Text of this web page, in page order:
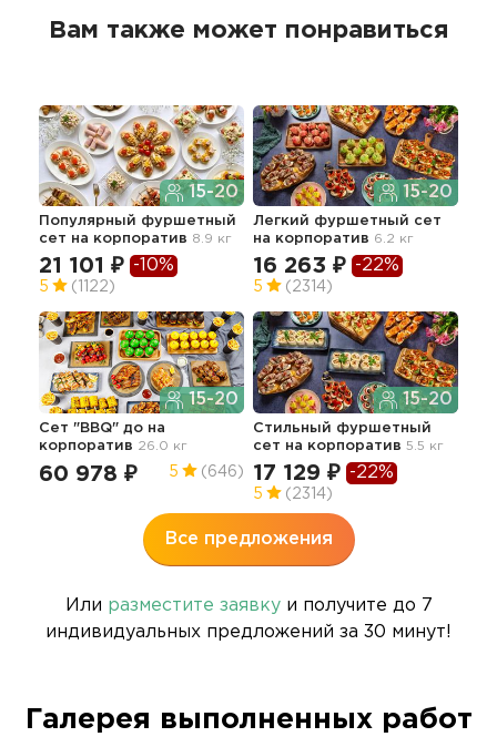
Вам также может понравиться
15-20
Популярный фуршетный
сет на корпоратив 8.9 кг
21 101 ₽ -10%
5 (1122)
15-20
Легкий фуршетный сет
на корпоратив 6.2 кг
16 263 ₽ -22%
5 (2314)
15-20
Сет "BBQ" до на
корпоратив 26.0 кг
60 978 ₽ 5 (646)
15-20
Стильный фуршетный
сет на корпоратив 5.5 кг
17 129 ₽ -22%
5 (2314)
Все предложения
Или разместите заявкуи получите до 7
индивидуальных предложений за 30 минут!
Галерея выполненных работ